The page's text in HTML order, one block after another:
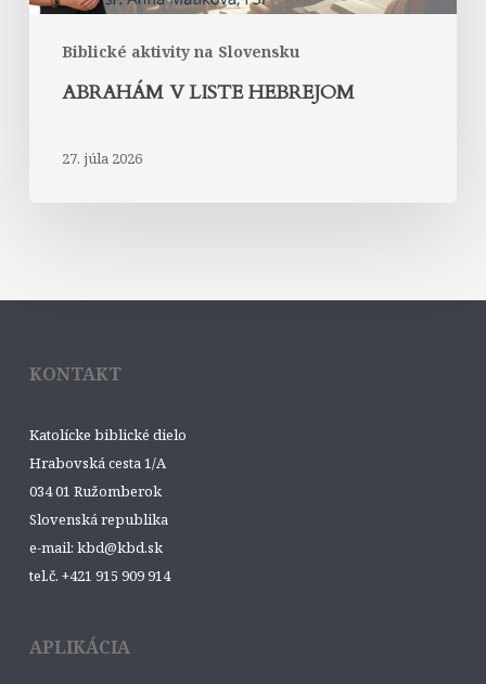
Biblické aktivity na Slovensku
ABRAHÁM V LISTE HEBREJOM
27. júla 2026
KONTAKT
Katolícke biblické dielo
Hrabovská cesta 1/A
034 01 Ružomberok
Slovenská republika
e-mail: kbd@kbd.sk
tel.č. +421 915 909 914
APLIKÁCIA